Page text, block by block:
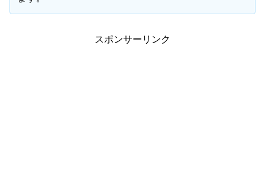
スポンサーリンク